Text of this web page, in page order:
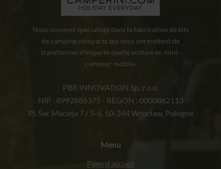
Nous sommes spécialisés dans la fabrication de kits
de camping compacts qui vous permettent de
transformer n'importe quelle voiture en mini-
campeur mobile.
PBR INNOVATION Sp. z o.o.
NIP : 8992886375 - REGON : 0000862113
Pl. Św. Macieja 7 / 5-6, 50-244 Wrocław, Pologne
Menu
Page d'accueil